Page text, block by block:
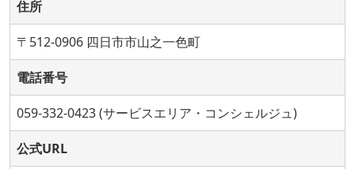
住所
〒512-0906 四日市市山之一色町
電話番号
059-332-0423 (サービスエリア・コンシェルジュ)
公式URL